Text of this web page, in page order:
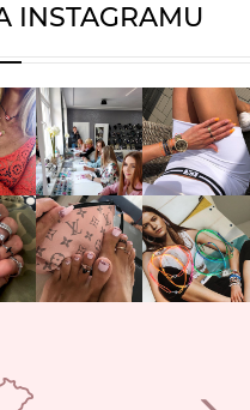
INSTAGRAMU